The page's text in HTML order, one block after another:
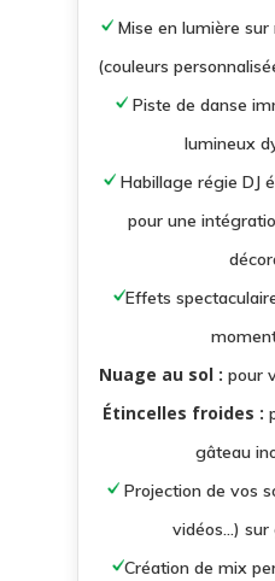
Mise en lumière sur
(couleurs
Piste de danse
lumineux
Habillage régie DJ
pour une
Effets
Nuage au sol : pour
Étincelles froides :
gâteau
Projection de vos
vidéos…) sur
Création de mix